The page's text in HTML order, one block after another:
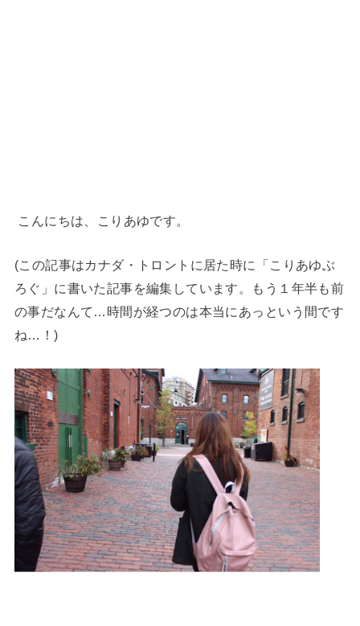
こんにちは、こりあゆです。
(この記事はカナダ・トロントに居た時に「こりあゆぶ
ろぐ」に書いた記事を編集しています。もう１年半も前
の事だなんて…時間が経つのは本当にあっという間です
ね…！)